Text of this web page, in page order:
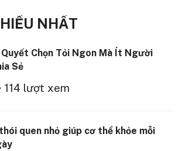
NHẤT
Quyết Chọn Tỏi Ngon Mà Ít Người
Sẻ
lượt xem
quen nhỏ giúp cơ thể khỏe mỗi